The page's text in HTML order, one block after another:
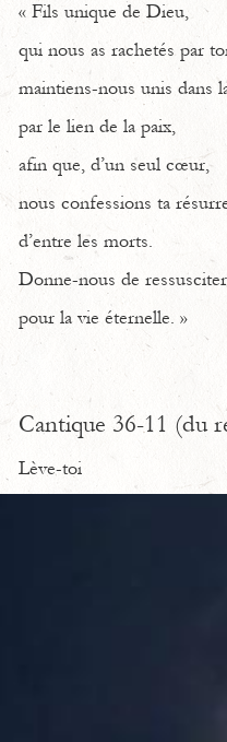
« Fils unique de Dieu,
qui nous as rachetés par
maintiens-nous unis dans
par le lien de la paix,
afin que, d’un seul cœur,
nous confessions ta
d’entre les morts.
Donne-nous de
pour la vie éternelle. »
Cantique 36-11 (du
Lève-toi